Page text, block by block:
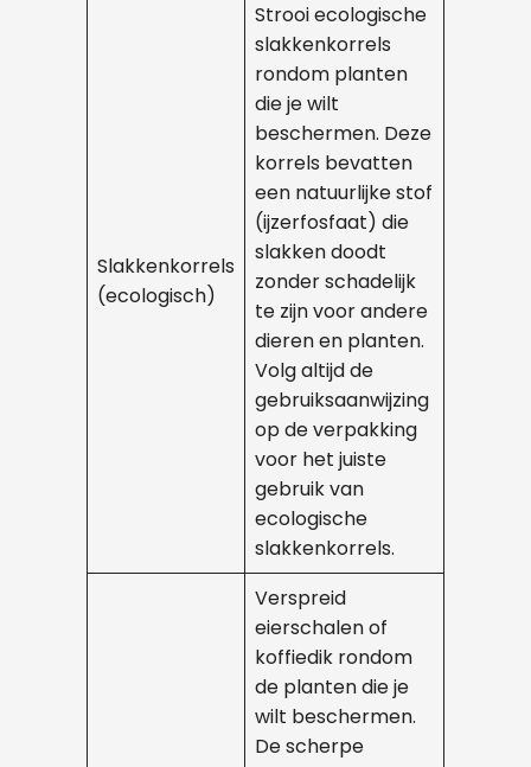
Slakkenkorrels
(ecologisch)
Strooi ecologische
slakkenkorrels
rondom planten
die je wilt
beschermen. Deze
korrels bevatten
een natuurlijke stof
(ijzerfosfaat) die
slakken doodt
zonder schadelijk
te zijn voor andere
dieren en planten.
Volg altijd de
gebruiksaanwijzing
op de verpakking
voor het juiste
gebruik van
ecologische
slakkenkorrels.
Verspreid
eierschalen of
koffiedik rondom
de planten die je
wilt beschermen.
De scherpe